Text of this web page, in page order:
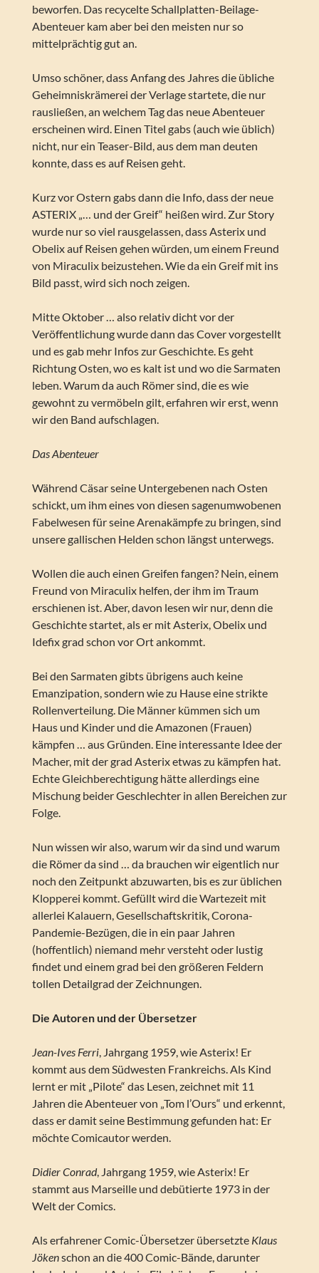
beworfen. Das recycelte Schallplatten-Beilage-
Abenteuer kam aber bei den meisten nur so
mittelprächtig gut an.
Umso schöner, dass Anfang des Jahres die übliche
Geheimniskrämerei der Verlage startete, die nur
rausließen, an welchem Tag das neue Abenteuer
erscheinen wird. Einen Titel gabs (auch wie üblich)
nicht, nur ein Teaser-Bild, aus dem man deuten
konnte, dass es auf Reisen geht.
Kurz vor Ostern gabs dann die Info, dass der neue
ASTERIX „… und der Greif“ heißen wird. Zur Story
wurde nur so viel rausgelassen, dass Asterix und
Obelix auf Reisen gehen würden, um einem Freund
von Miraculix beizustehen. Wie da ein Greif mit ins
Bild passt, wird sich noch zeigen.
Mitte Oktober … also relativ dicht vor der
Veröffentlichung wurde dann das Cover vorgestellt
und es gab mehr Infos zur Geschichte. Es geht
Richtung Osten, wo es kalt ist und wo die Sarmaten
leben. Warum da auch Römer sind, die es wie
gewohnt zu vermöbeln gilt, erfahren wir erst, wenn
wir den Band aufschlagen.
Das Abenteuer
Während Cäsar seine Untergebenen nach Osten
schickt, um ihm eines von diesen sagenumwobenen
Fabelwesen für seine Arenakämpfe zu bringen, sind
unsere gallischen Helden schon längst unterwegs.
Wollen die auch einen Greifen fangen? Nein, einem
Freund von Miraculix helfen, der ihm im Traum
erschienen ist. Aber, davon lesen wir nur, denn die
Geschichte startet, als er mit Asterix, Obelix und
Idefix grad schon vor Ort ankommt.
Bei den Sarmaten gibts übrigens auch keine
Emanzipation, sondern wie zu Hause eine strikte
Rollenverteilung. Die Männer kümmen sich um
Haus und Kinder und die Amazonen (Frauen)
kämpfen … aus Gründen. Eine interessante Idee der
Macher, mit der grad Asterix etwas zu kämpfen hat.
Echte Gleichberechtigung hätte allerdings eine
Mischung beider Geschlechter in allen Bereichen zur
Folge.
Nun wissen wir also, warum wir da sind und warum
die Römer da sind … da brauchen wir eigentlich nur
noch den Zeitpunkt abzuwarten, bis es zur üblichen
Klopperei kommt. Gefüllt wird die Wartezeit mit
allerlei Kalauern, Gesellschaftskritik, Corona-
Pandemie-Bezügen, die in ein paar Jahren
(hoffentlich) niemand mehr versteht oder lustig
findet und einem grad bei den größeren Feldern
tollen Detailgrad der Zeichnungen.
Die Autoren und der Übersetzer
Jean-Ives Ferri, Jahrgang 1959, wie Asterix! Er
kommt aus dem Südwesten Frankreichs. Als Kind
lernt er mit „Pilote“ das Lesen, zeichnet mit 11
Jahren die Abenteuer von „Tom l’Ours“ und erkennt,
dass er damit seine Bestimmung gefunden hat: Er
möchte Comicautor werden.
Didier Conrad, Jahrgang 1959, wie Asterix! Er
stammt aus Marseille und debütierte 1973 in der
Welt der Comics.
Als erfahrener Comic-Übersetzer übersetzte Klaus
Jökenschon an die 400 Comic-Bände, darunter